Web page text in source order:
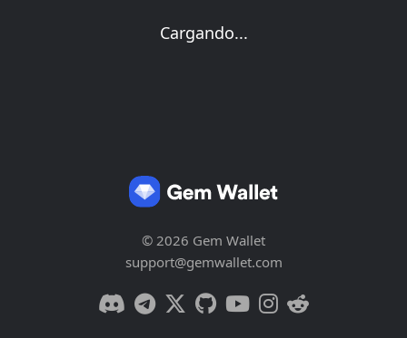
Cargando...
© 2026 Gem Wallet
support@gemwallet.com